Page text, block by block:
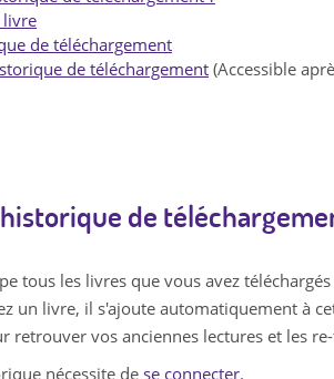
livre
de téléchargement
de téléchargement (Accessible
de
tous les livres que vous avez
un livre, il s'ajoute automatiquement à
retrouver vos anciennes lectures et les
nécessite dese connecter.